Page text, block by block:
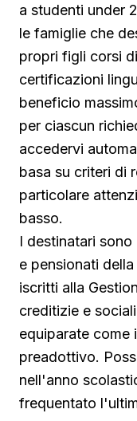
a studenti under
le famiglie che
propri figli corsi
certificazioni
beneficio
per ciascun
accedervi
basa su criteri di
particolare
basso.
I destinatari
e pensionati
iscritti alla
creditizie e
equiparate come
preadottivo.
nell'anno
frequentato